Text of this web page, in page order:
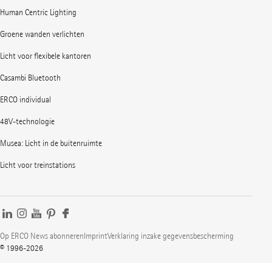
Human Centric Lighting
Groene wanden verlichten
Licht voor flexibele kantoren
Casambi Bluetooth
ERCO individual
48V-technologie
Musea: Licht in de buitenruimte
Licht voor treinstations
Op ERCO News abonnerenImprintVerklaring inzake gegevensbescherming
© 1996-2026